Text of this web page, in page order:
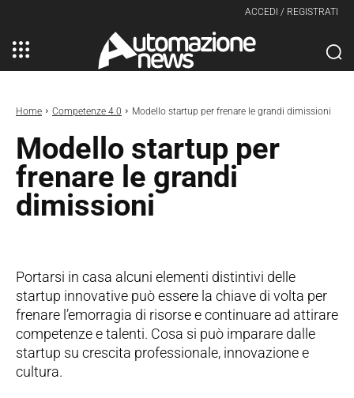
ACCEDI / REGISTRATI
Home Competenze 4.0 Modello startup per frenare le grandi dimissioni
Modello startup per
frenare le grandi
dimissioni
Portarsi in casa alcuni elementi distintivi delle
startup innovative può essere la chiave di volta per
frenare l’emorragia di risorse e continuare ad attirare
competenze e talenti. Cosa si può imparare dalle
startup su crescita professionale, innovazione e
cultura.